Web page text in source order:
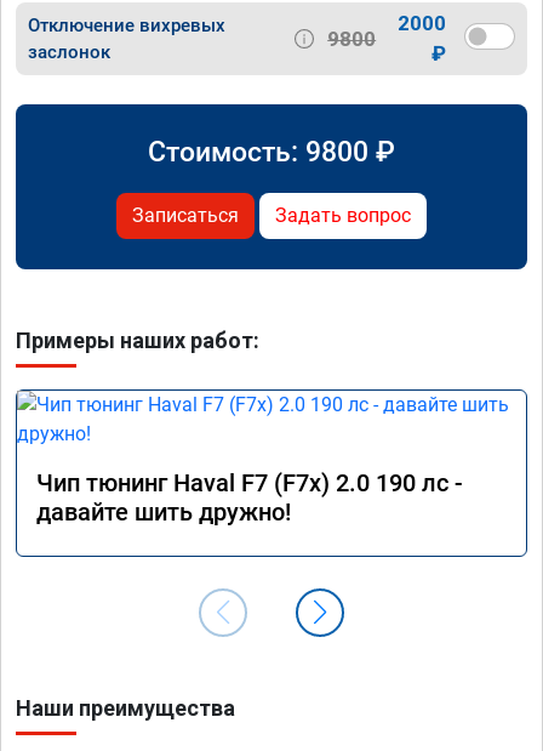
Отключение вихревых
заслонок
9800
2000
₽
Стоимость: 9800 ₽
Записаться Задать вопрос
Примеры наших работ:
Чип тюнинг Haval F7 (F7x) 2.0 190 лс -
давайте шить дружно!
Наши преимущества